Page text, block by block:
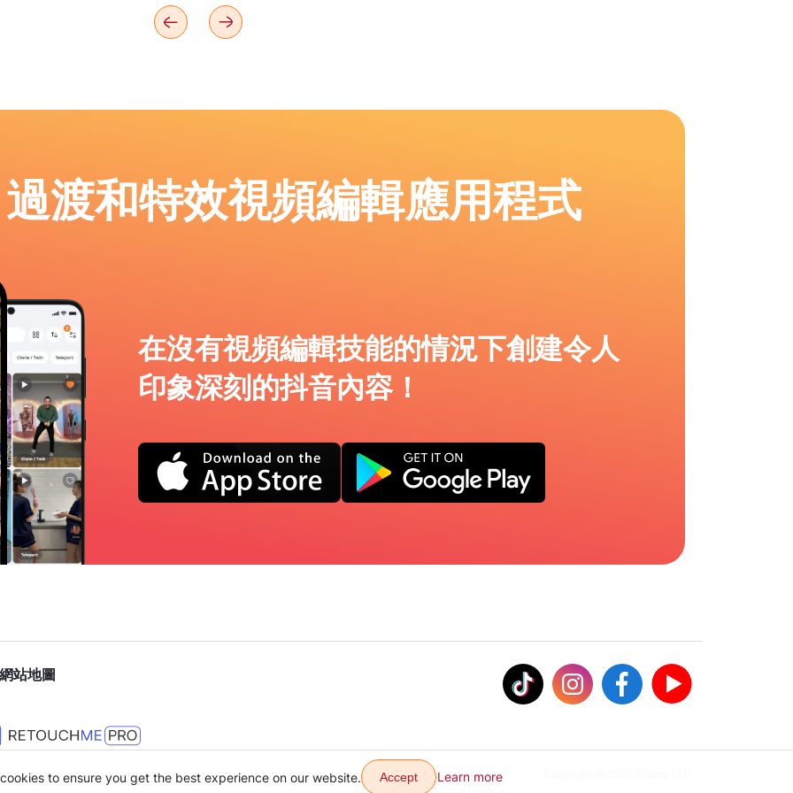
渡和特效視頻編輯應用程式
在沒有視頻編輯技能的情況下創建令人
印象深刻的抖音內容！
網站地圖
to ensure you get the best experience on our website. Accept Learn more